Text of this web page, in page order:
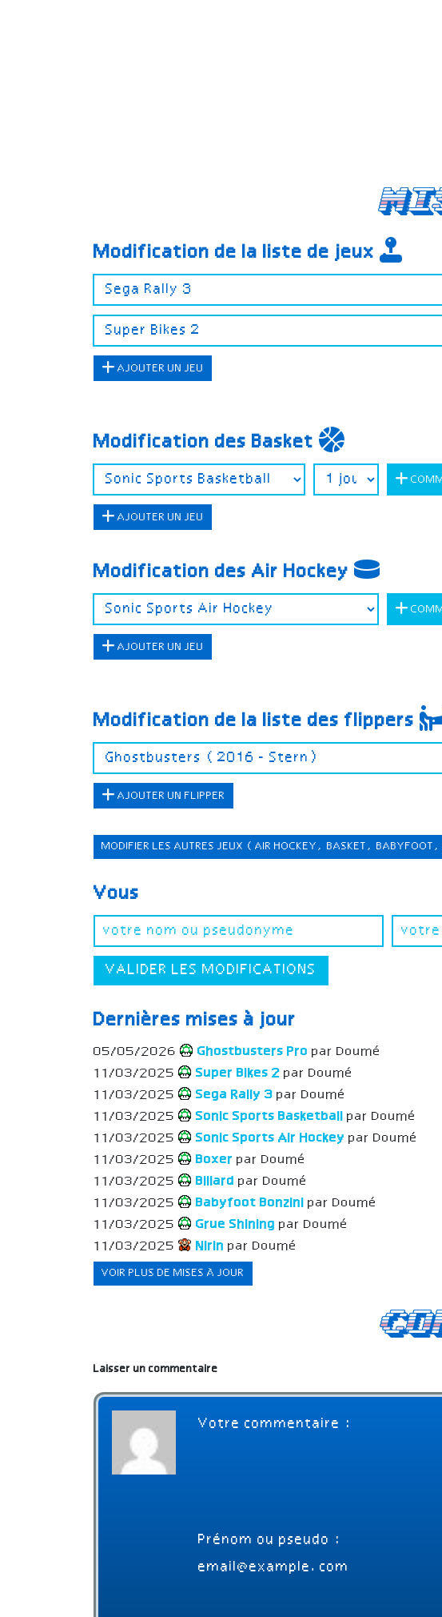
Modification de la liste de jeux
AJOUTER UN JEU
Modification des Basket
AJOUTER UN JEU
Modification des Air Hockey
AJOUTER UN JEU
Modification de la liste des flippers
AJOUTER UN FLIPPER
MODIFIER LES AUTRES JEUX (AIR HOCKEY, BASKET,
Vous
VALIDER LES MODIFICATIONS
Dernières mises à jour
05/05/2026 Ghostbusters Pro par Doumé
11/03/2025
Super Bikes 2 par Doumé
11/03/2025
Sega Rally 3 par Doumé
11/03/2025
Sonic Sports Basketball par Doumé
11/03/2025
Sonic Sports Air Hockey par Doumé
11/03/2025
Boxer par Doumé
11/03/2025
Billard par Doumé
11/03/2025
Babyfoot Bonzini par Doumé
11/03/2025
Grue Shining par Doumé
11/03/2025
Nirin par Doumé
VOIR PLUS DE MISES À JOUR
Laisser un commentaire